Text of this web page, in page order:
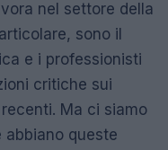
nel settore della
sono il
e i professionisti
critiche sui
Ma ci siamo
queste